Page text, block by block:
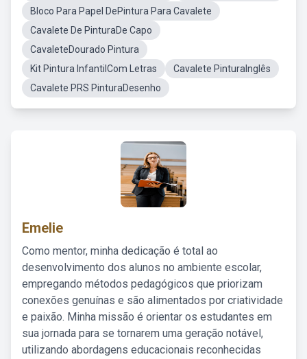
Bloco Para Papel DePintura Para Cavalete
Cavalete De PinturaDe Capo
CavaleteDourado Pintura
Kit Pintura InfantilCom Letras
Cavalete PinturaInglês
Cavalete PRS PinturaDesenho
Emelie
Como mentor, minha dedicação é total ao
desenvolvimento dos alunos no ambiente escolar,
empregando métodos pedagógicos que priorizam
conexões genuínas e são alimentados por criatividade
e paixão. Minha missão é orientar os estudantes em
sua jornada para se tornarem uma geração notável,
utilizando abordagens educacionais reconhecidas